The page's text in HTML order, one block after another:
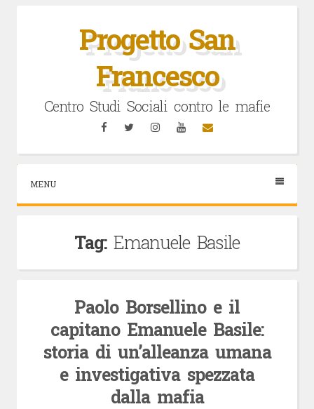
Progetto San
Francesco
Centro Studi Sociali contro le mafie
FacebookTwitterInstagramYouTubeEmail
MENU
Tag: Emanuele Basile
Paolo Borsellino e il
capitano Emanuele Basile:
storia di un’alleanza umana
e investigativa spezzata
dalla mafia